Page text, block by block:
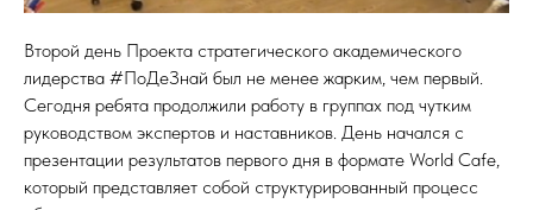
Второй день Проекта стратегического академического
лидерства #ПоДеЗнай был не менее жарким, чем первый.
Сегодня ребята продолжили работу в группах под чутким
руководством экспертов и наставников. День начался с
презентации результатов первого дня в формате World Cafe,
который представляет собой структурированный процесс